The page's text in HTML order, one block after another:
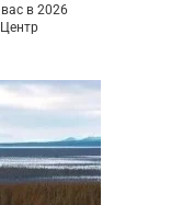
в 2026